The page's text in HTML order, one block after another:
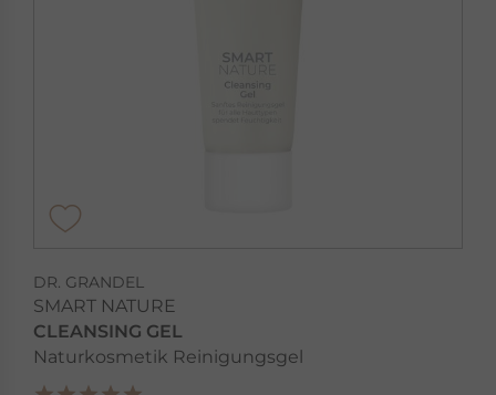
DR. GRANDEL
SMART NATURE
CLEANSING GEL
Naturkosmetik Reinigungsgel